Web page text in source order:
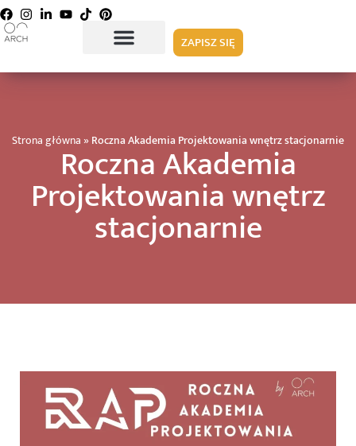
ZAPISZ SIĘ
Strona główna »Roczna Akademia Projektowania wnętrz stacjonarnie
Roczna Akademia
Projektowania wnętrz
stacjonarnie